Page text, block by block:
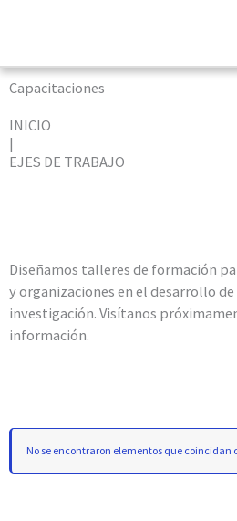
Capacitaciones
INICIO
|
EJES DE TRABAJO
Diseñamos talleres de formación
y organizaciones en el desarrollo
investigación. Visítanos
información.
No se encontraron elementos que coincidan